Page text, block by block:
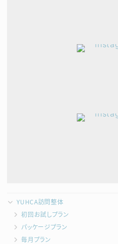
YUHCA訪問整体
初回お試しプラン
パッケージプラン
毎月プラン